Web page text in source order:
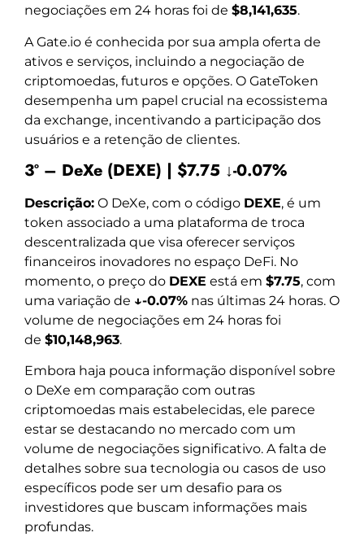
negociações em 24 horas foi de $8,141,635.
A Gate.io é conhecida por sua ampla oferta de
ativos e serviços, incluindo a negociação de
criptomoedas, futuros e opções. O GateToken
desempenha um papel crucial na ecossistema
da exchange, incentivando a participação dos
usuários e a retenção de clientes.
3º – DeXe (DEXE) | $7.75 ↓-0.07%
Descrição: O DeXe, com o código DEXE, é um
token associado a uma plataforma de troca
descentralizada que visa oferecer serviços
financeiros inovadores no espaço DeFi. No
momento, o preço do DEXE está em $7.75, com
uma variação de ↓-0.07% nas últimas 24 horas. O
volume de negociações em 24 horas foi
de $10,148,963.
Embora haja pouca informação disponível sobre
o DeXe em comparação com outras
criptomoedas mais estabelecidas, ele parece
estar se destacando no mercado com um
volume de negociações significativo. A falta de
detalhes sobre sua tecnologia ou casos de uso
específicos pode ser um desafio para os
investidores que buscam informações mais
profundas.